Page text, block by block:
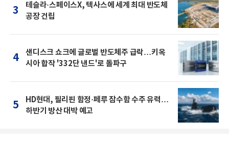
3
테슬라·스페이스X, 텍사스에 세계 최대 반도체
공장 건립
4
샌디스크 쇼크에 글로벌 반도체주 급락…키옥
시아 합작 '332단 낸드'로 돌파구
5
HD현대, 필리핀 함정·페루 잠수함 수주 유력…
하반기 방산 대박 예고